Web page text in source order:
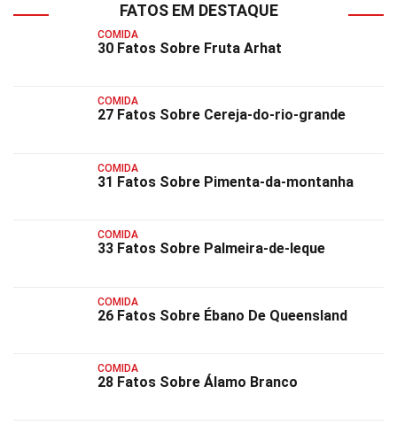
FATOS EM DESTAQUE
COMIDA
30 Fatos Sobre Fruta Arhat
COMIDA
27 Fatos Sobre Cereja-do-rio-grande
COMIDA
31 Fatos Sobre Pimenta-da-montanha
COMIDA
33 Fatos Sobre Palmeira-de-leque
COMIDA
26 Fatos Sobre Ébano De Queensland
COMIDA
28 Fatos Sobre Álamo Branco